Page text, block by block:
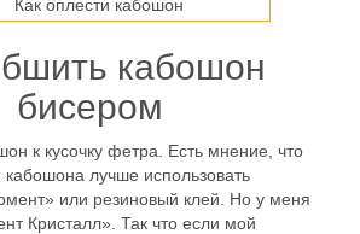
кабошон
бисером
к кусочку фетра. Есть мнение, что
лучше использовать
или резиновый клей. Но у меня
Кристалл». Так что если мой